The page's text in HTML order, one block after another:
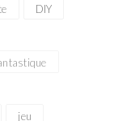
DIY
jeu